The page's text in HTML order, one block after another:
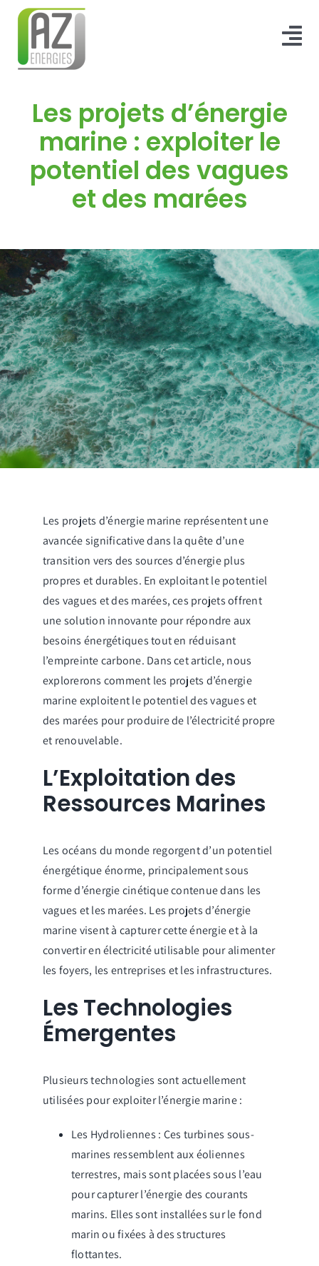
Passer
contenu
BORNE DE RECHARGE
QUI SOMMES-NOUS ?
BLOG & F.A.Q
Les projets d’énergie
marine : exploiter le
potentiel des vagues
et des marées
Les projets d’énergie marine représentent une
avancée significative dans la quête d’une
transition vers des sources d’énergie plus
propres et durables. En exploitant le potentiel
des vagues et des marées, ces projets offrent
une solution innovante pour répondre aux
besoins énergétiques tout en réduisant
l’empreinte carbone. Dans cet article, nous
explorerons comment les projets d’énergie
marine exploitent le potentiel des vagues et
des marées pour produire de l’électricité propre
et renouvelable.
L’Exploitation des
Ressources Marines
Les océans du monde regorgent d’un potentiel
énergétique énorme, principalement sous
forme d’énergie cinétique contenue dans les
vagues et les marées. Les projets d’énergie
marine visent à capturer cette énergie et à la
convertir en électricité utilisable pour alimenter
les foyers, les entreprises et les infrastructures.
Les Technologies
Émergentes
Plusieurs technologies sont actuellement
utilisées pour exploiter l’énergie marine :
Les Hydroliennes : Ces turbines sous-
marines ressemblent aux éoliennes
terrestres, mais sont placées sous l’eau
pour capturer l’énergie des courants
marins. Elles sont installées sur le fond
marin ou fixées à des structures
flottantes.